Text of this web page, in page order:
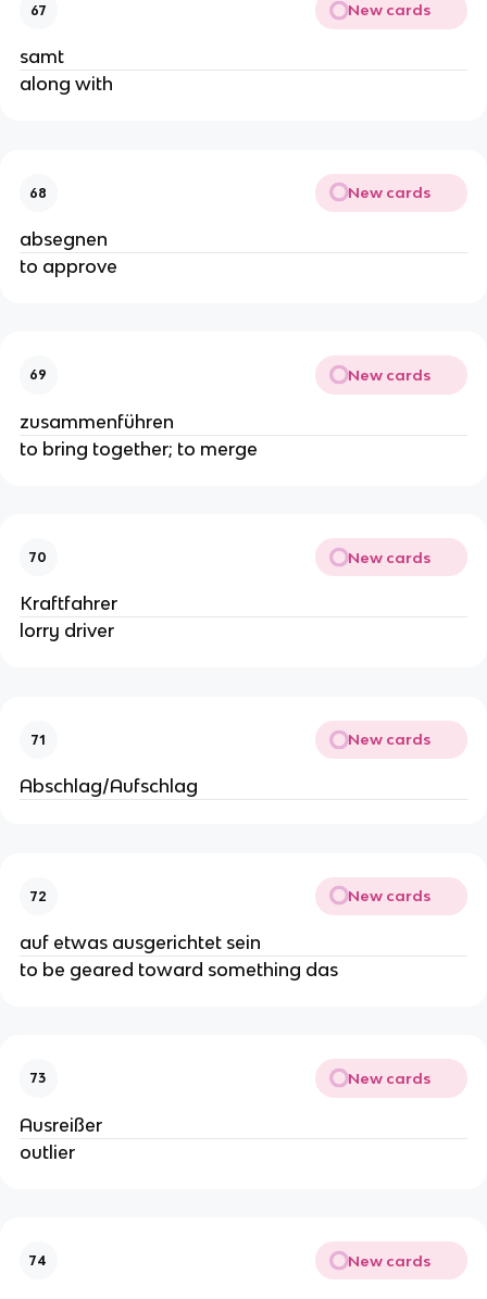
67 New cards
samt
along with
68 New cards
absegnen
to approve
69 New cards
zusammenführen
to bring together; to merge
70 New cards
Kraftfahrer
lorry driver
71 New cards
Abschlag/Aufschlag
72 New cards
auf etwas ausgerichtet sein
to be geared toward something das
73 New cards
Ausreißer
outlier
74 New cards